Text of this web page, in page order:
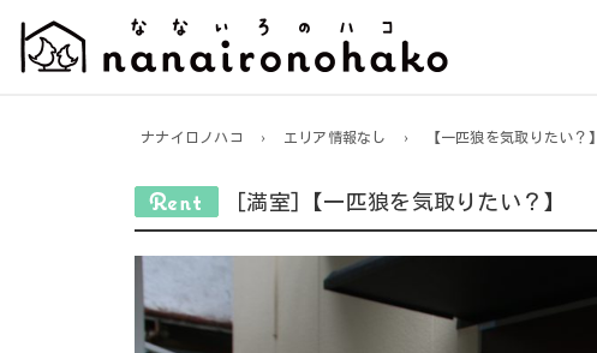
ナナイロノハコ › エリア情報なし › 【一匹狼を気取りたい？】
[満室]【一匹狼を気取りたい？】